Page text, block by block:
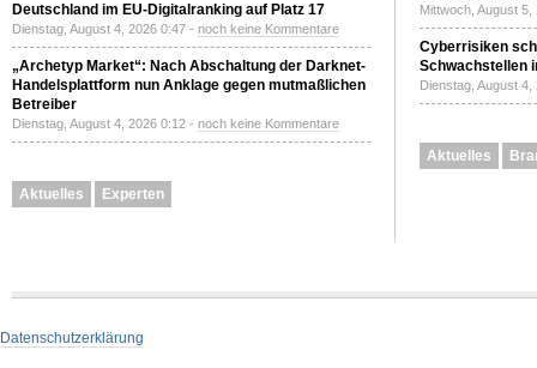
Deutschland im EU-Digitalranking auf Platz 17
Dienstag, August 4, 2026 0:47 - noch keine Kommentare
„Archetyp Market“: Nach Abschaltung der Darknet-
Handelsplattform nun Anklage gegen mutmaßlichen
Betreiber
Dienstag, August 4, 2026 0:12 - noch keine Kommentare
Aktuelles Experten
Mittwoch, August
Cyberrisiken
Schwachstellen
Dienstag, August
Aktuelles
Datenschutzerklärung